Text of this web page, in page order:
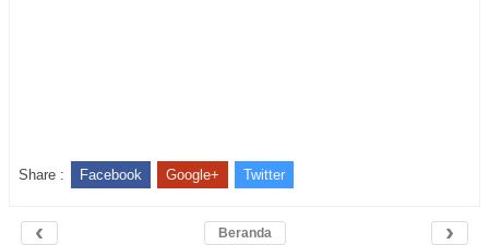
Share : Facebook Google+ Twitter
‹ ›
Beranda